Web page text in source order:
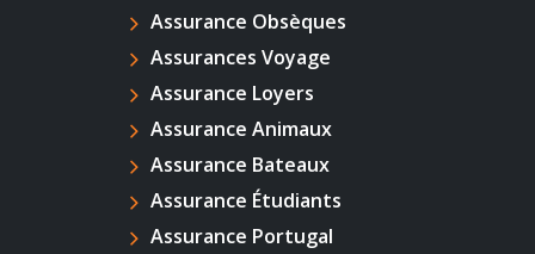
Assurance Obsèques
Assurances Voyage
Assurance Loyers
Assurance Animaux
Assurance Bateaux
Assurance Étudiants
Assurance Portugal